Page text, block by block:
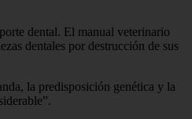
dental. El manual veterinario
dentales por destrucción de sus
la predisposición genética y la